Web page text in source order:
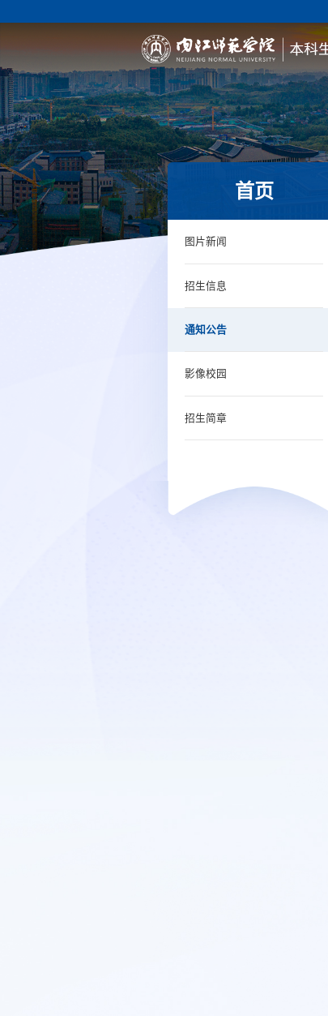
首页
图片新闻
招生信息
通知公告
影像校园
招生简章